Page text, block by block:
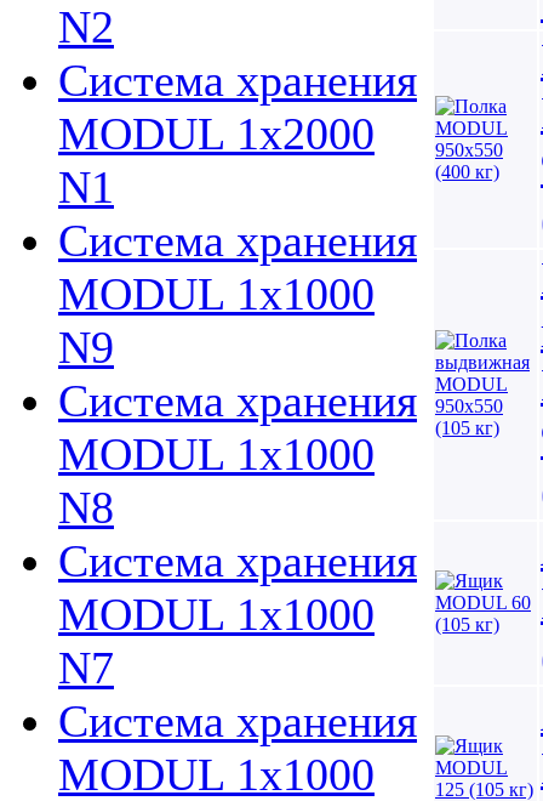
N2
Система хранения
MODUL 1х2000
N1
Система хранения
MODUL 1х1000
N9
Система хранения
MODUL 1х1000
N8
Система хранения
MODUL 1х1000
N7
Система хранения
MODUL 1х1000